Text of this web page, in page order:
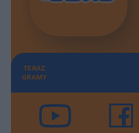
TERAZ
GRAMY